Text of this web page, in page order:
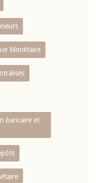
Monétaire
bancaire et